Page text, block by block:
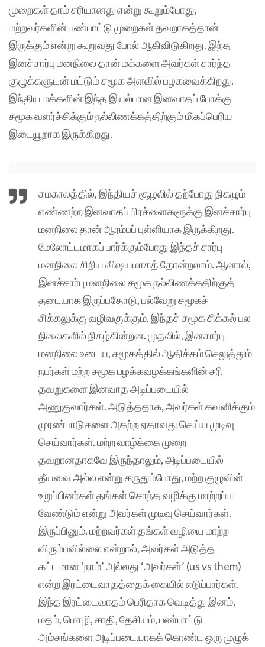
முறைகள் தாம் சரியானது என்று கூறும்போது,
மற்றவர்களின் பண்பாட்டு முறைகள் தவறாகத்தான்
இருக்கும் என்று கூறுவது போல் ஆகிவிடுகிறது. இந்த
இனச்சார்பு மனநிலை தான் மக்களை அவர்கள் சார்ந்த
குழுக்களுடன் மட்டும் சமூக அளவில் பழகவைக்கிறது.
இந்திய மக்களின் இந்த இயல்பான இனவாதப் போக்கு
சமூக வளர்ச்சிக்கும் நல்லிணக்கத்திற்கும் மிகப்பெரிய
இடையூறாக இருக்கிறது.
சமகாலத்தில், இந்தியச் சூழலில் தற்போது நிகழும்
எண்ணற்ற இனவாதப் பிரச்னைகளுக்கு இனச்சார்பு
மனநிலை தான் ஆரம்பப் புள்ளியாக இருக்கிறது.
மேலோட்டமாகப் பார்க்கும்போது இந்தச் சார்பு
மனநிலை சிறிய விஷயமாகத் தோன்றலாம். ஆனால்,
இனச்சார்பு மனநிலை சமூக நல்லிணக்கதிற்குத்
தடையாக இருப்பதோடு, பல்வேறு சமூகச்
சிக்கலுக்கு வழிவகுக்கும். இந்தச் சமூக சிக்கல் பல
நிலைகளில் நிகழ்கின்றன. முதலில், இனசார்பு
மனநிலை உடைய, சமூகத்தில் ஆதிக்கம் செலுத்தும்
நபர்கள் மற்ற சமூக பழக்கவழக்கங்களின் சரி
தவறுகளை இனவாத அடிப்படையில்
அணுகுவார்கள். அடுத்ததாக, அவர்கள் கவனிக்கும்
முரண்பாடுகளை அகற்ற ஏதாவது செய்ய முடிவு
செய்வார்கள். மற்ற வாழ்க்கை முறை
தவறானதாகவே இருந்தாலும், அடிப்படையில்
தீயவை அல்ல என்று கருதும்போது, மற்ற குழுவின்
உறுப்பினர்கள் தங்கள் சொந்த வழிக்கு மாற்றப்பட
வேண்டும் என்று அவர்கள் முடிவு செய்வார்கள்.
இருப்பினும், மற்றவர்கள் தங்கள் வழியை மாற்ற
விரும்பவில்லை என்றால், அவர்கள் அடுத்த
கட்டமான ‘நாம்’ அல்லது ‘அவர்கள்’ (us vs them)
என்ற இரட்டைவாதத்தைக் கையில் எடுப்பார்கள்.
இந்த இரட்டைவாதம் பெரிதாக வெடித்து இனம்,
மதம், மொழி, சாதி, தேசியம், பண்பாட்டு
அம்சங்களை அடிப்படையாகக் கொண்ட ஒரு முழுக்